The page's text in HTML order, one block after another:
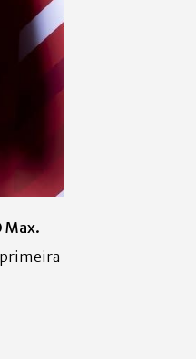
Max.
primeira